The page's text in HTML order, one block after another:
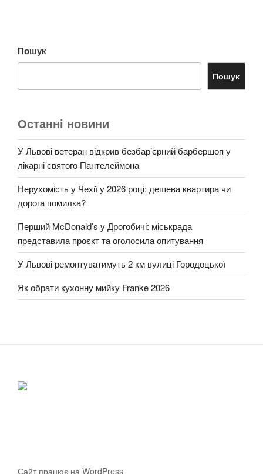
Пошук
Пошук
Останні новини
У Львові ветеран відкрив безбар’єрний барбершоп у
лікарні святого Пантелеймона
Нерухомість у Чехії у 2026 році: дешева квартира чи
дорога помилка?
Перший McDonald’s у Дрогобичі: міськрада
представила проєкт та оголосила опитування
У Львові ремонтуватимуть 2 км вулиці Городоцької
Як обрати кухонну мийку Franke 2026
Сайт працює на WordPress